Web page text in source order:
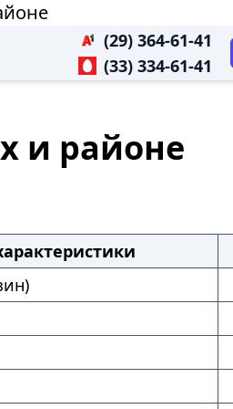
(29) 364-61-41
(33) 334-61-41
и районе